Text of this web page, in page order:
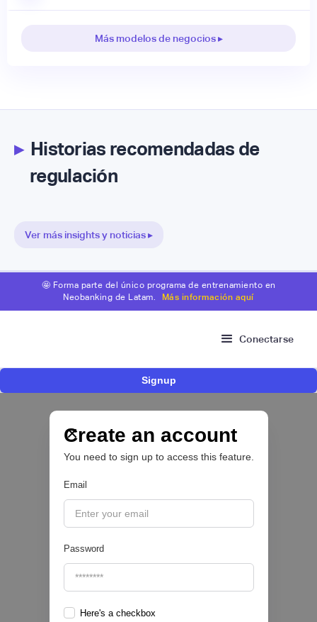
Más modelos de negocios ▸
▸Historias recomendadas de
regulación
Ver más insights y noticias ▸
🤩 Forma parte del único programa de entrenamiento en
Neobanking de Latam.
Más información aquí
Conectarse
Signup
Create an account
You need to sign up to access this feature.
Email
Password
Here's a checkbox
operar como compañía de financiamiento en
Colombia y ampliar su oferta para pymes
CRÉDITO DIGITAL 💰
Valora Analitik |